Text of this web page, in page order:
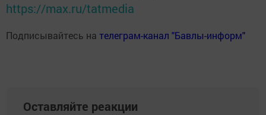
https://max.ru/tatmedia
Подписывайтесь на телеграм-канал "Бавлы-информ"
Оставляйте реакции